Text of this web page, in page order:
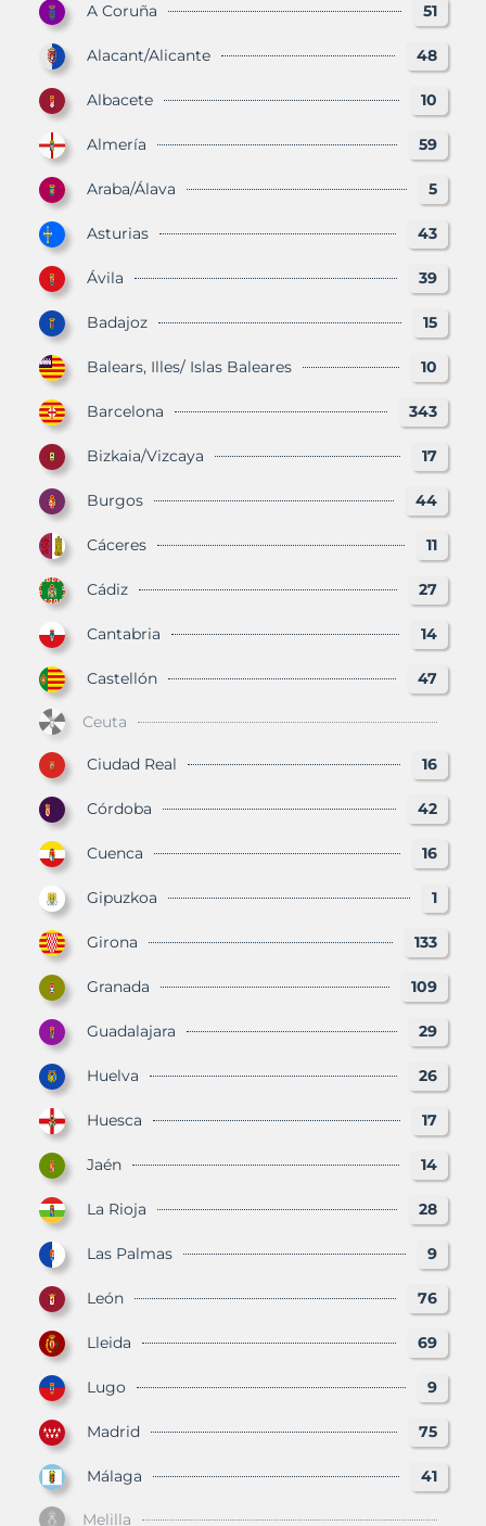
A Coruña 51
Alacant/Alicante 48
Albacete 10
Almería 59
Araba/Álava 5
Asturias 43
Ávila 39
Badajoz 15
Balears, Illes/ Islas Baleares 10
Barcelona 343
Bizkaia/Vizcaya 17
Burgos 44
Cáceres 11
Cádiz 27
Cantabria 14
Castellón 47
Ceuta
Ciudad Real 16
Córdoba 42
Cuenca 16
Gipuzkoa 1
Girona 133
Granada 109
Guadalajara 29
Huelva 26
Huesca 17
Jaén 14
La Rioja 28
Las Palmas 9
León 76
Lleida 69
Lugo 9
Madrid 75
Málaga 41
Melilla